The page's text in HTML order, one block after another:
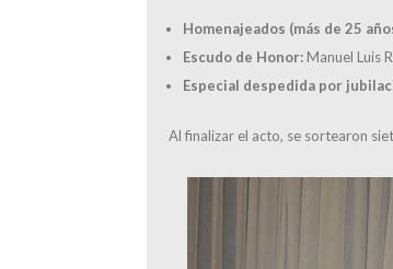
Homenajeados (más de 25
Escudo de Honor: Manuel Luis
Especial despedida por
Al finalizar el acto, se sortearon